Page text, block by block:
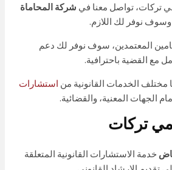
تركات، تواصل معنا في شركة المحاماة
وسوف نوفر لك اللازم.
المعتمدين، سوف نوفر لك دعم
مع القضية باحترافية.
مختلف الخدمات القانونية من استشارات
الجهات المعنية، والقضائية.
تركات
خدمة الاستشارات القانونية المتعلقة